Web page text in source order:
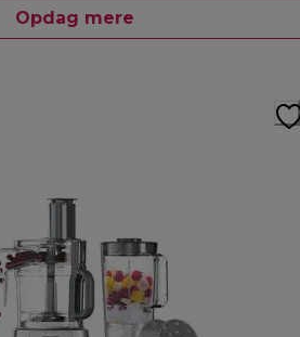
Opdag mere